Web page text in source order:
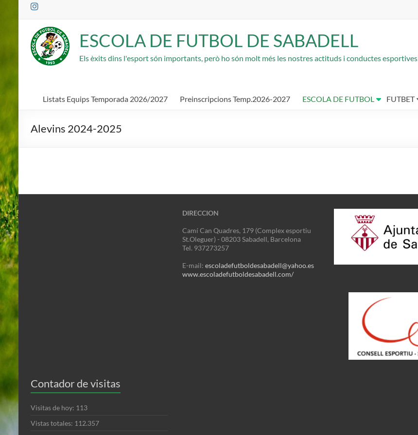
Saltar
ESCOLA DE FUTBOL DE SABADELL
Els èxits dins l'esport són importants, però ho són molt més les nostres actituds i conductes esportives
Listats Equips Temporada 2026/2027 Preinscripcions Temp.2026-2027 ESCOLA DE FUTBOL FUTBET
Alevins 2024-2025
Contador de visitas
Visitas de hoy: 113
Vistas totales: 112.357
DIRECCION
Camí Can Quadres, 179 (Complex esportiu
St.Oleguer) - 08203 Sabadell, Barcelona
Tel. 937273257
E-mail: escoladefutboldesabadell@yahoo.es
www.escoladefutboldesabadell.com/